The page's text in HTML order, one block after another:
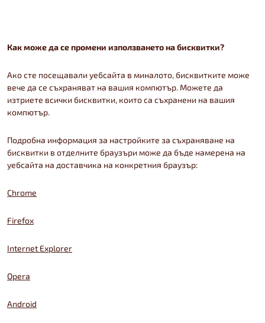
Как може да се промени използването на бисквитки?
Ако сте посещавали уебсайта в миналото, бисквитките може
вече да се съхраняват на вашия компютър. Можете да
изтриете всички бисквитки, които са съхранени на вашия
компютър.
Подробна информация за настройките за съхраняване на
бисквитки в отделните браузъри може да бъде намерена на
уебсайта на доставчика на конкретния браузър:
Chrome
Firefox
Internet Explorer
Opera
Android